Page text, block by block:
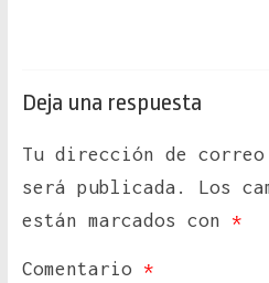
Deja una respuesta
Tu dirección de
será publicada.
Los
están marcados con *
Comentario *